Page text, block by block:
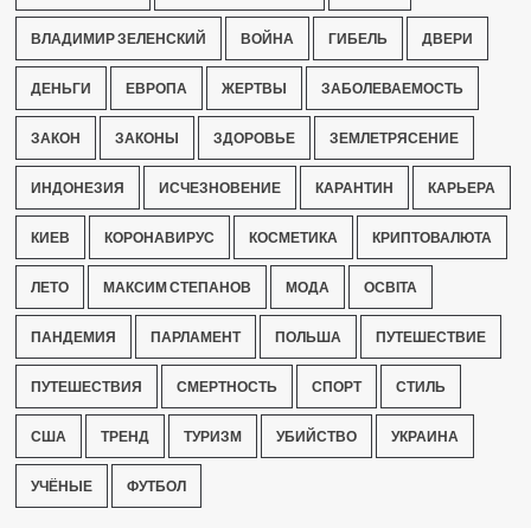
ВЛАДИМИР ЗЕЛЕНСКИЙ ВОЙНА ГИБЕЛЬ ДВЕРИ
ДЕНЬГИ ЕВРОПА ЖЕРТВЫ ЗАБОЛЕВАЕМОСТЬ
ЗАКОН ЗАКОНЫ ЗДОРОВЬЕ ЗЕМЛЕТРЯСЕНИЕ
ИНДОНЕЗИЯ ИСЧЕЗНОВЕНИЕ КАРАНТИН КАРЬЕРА
КИЕВ КОРОНАВИРУС КОСМЕТИКА КРИПТОВАЛЮТА
ЛЕТО МАКСИМ СТЕПАНОВ МОДА ОСВІТА
ПАНДЕМИЯ ПАРЛАМЕНТ ПОЛЬША ПУТЕШЕСТВИЕ
ПУТЕШЕСТВИЯ СМЕРТНОСТЬ СПОРТ СТИЛЬ
США ТРЕНД ТУРИЗМ УБИЙСТВО УКРАИНА
УЧЁНЫЕ ФУТБОЛ